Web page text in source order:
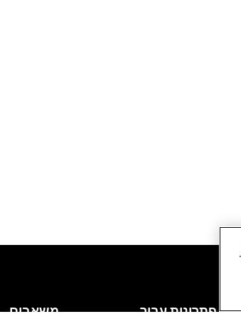
פתרונות עבור משאבים